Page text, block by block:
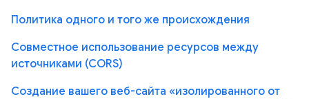
Политика одного и того же происхождения
Совместное использование ресурсов между
источниками (CORS)
Создание вашего веб-сайта «изолированного от